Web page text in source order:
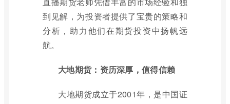
到见解，为投资者提供了宝贵的策略和
分析，助力他们在期货投资中扬帆远
航。
大地期货：资历深厚，值得信赖
大地期货成立于2001年，是中国证